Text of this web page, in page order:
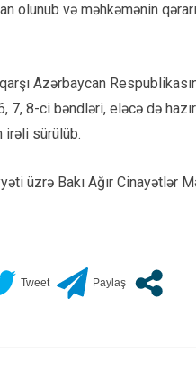
olunub və məhkəmənin
Azərbaycan
8-ci bəndləri, eləcə də
irəli sürülüb.
üzrə Bakı Ağır Cinayətlər